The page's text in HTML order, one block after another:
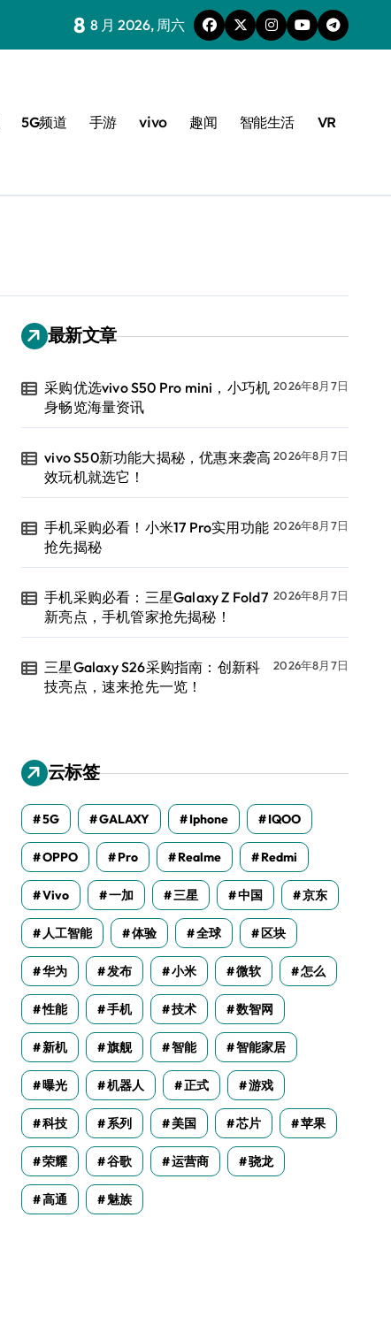
8 8 月 2026, 周六
5G频道 手游 vivo 趣闻 智能生活 VR
最新文章
采购优选vivo S50 Pro mini，小巧机
身畅览海量资讯
2026年8月7日
vivo S50新功能大揭秘，优惠来袭高
效玩机就选它！
2026年8月7日
手机采购必看！小米17 Pro实用功能
抢先揭秘
2026年8月7日
手机采购必看：三星Galaxy Z Fold7
新亮点，手机管家抢先揭秘！
2026年8月7日
三星Galaxy S26采购指南：创新科
技亮点，速来抢先一览！
2026年8月7日
云标签
5G GALAXY Iphone IQOO
OPPO Pro Realme Redmi
Vivo 一加 三星 中国 京东
人工智能 体验 全球 区块
华为 发布 小米 微软 怎么
性能 手机 技术 数智网
新机 旗舰 智能 智能家居
曝光 机器人 正式 游戏
科技 系列 美国 芯片 苹果
荣耀 谷歌 运营商 骁龙
高通 魅族